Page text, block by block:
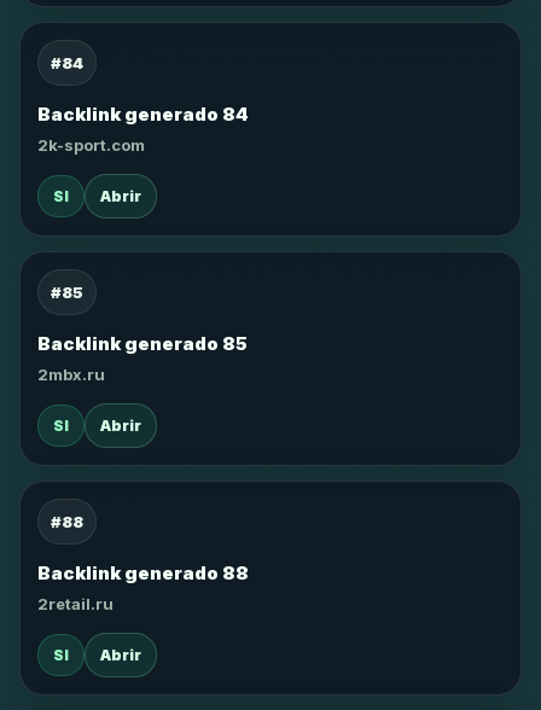
#84
Backlink generado 84
2k-sport.com
SI Abrir
#85
Backlink generado 85
2mbx.ru
SI Abrir
#88
Backlink generado 88
2retail.ru
SI Abrir